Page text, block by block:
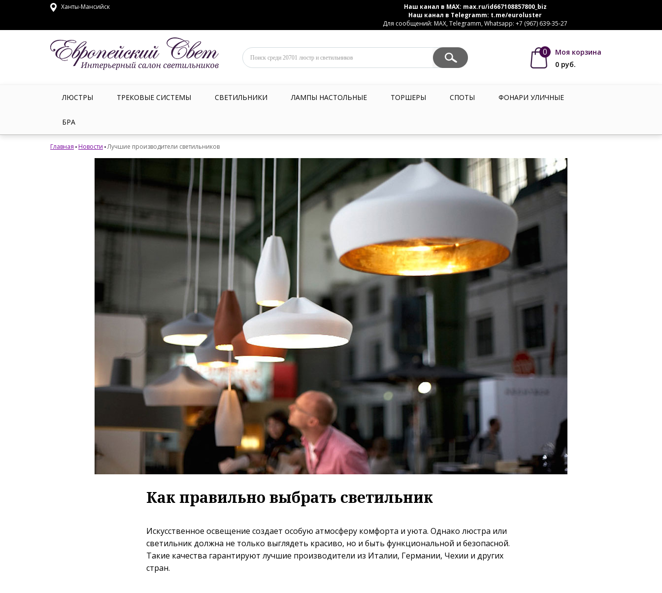
Ханты-Мансийск Наш канал в MAX: max.ru/id667108857800_biz
Наш канал в Telegramm: t.me/euroluster
Для сообщений: MAX, Telegramm, Whatsapp: +7 (967) 639-35-27
0
Моя корзина
0 руб.
ЛЮСТРЫ ТРЕКОВЫЕ СИСТЕМЫ СВЕТИЛЬНИКИ ЛАМПЫ НАСТОЛЬНЫЕ ТОРШЕРЫ СПОТЫ ФОНАРИ УЛИЧНЫЕ
БРА
Главная Новости Лучшие производители светильников
Как правильно выбрать светильник
Искусственное освещение создает особую атмосферу комфорта и уюта. Однако люстра или
светильник должна не только выглядеть красиво, но и быть функциональной и безопасной.
Такие качества гарантируют лучшие производители из Италии, Германии, Чехии и других
стран.